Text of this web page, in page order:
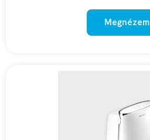
Megnézem